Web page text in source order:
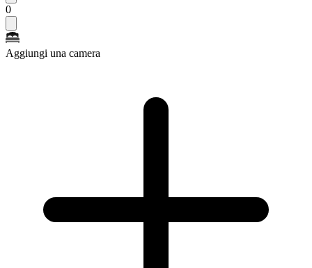
0
Aggiungi una camera